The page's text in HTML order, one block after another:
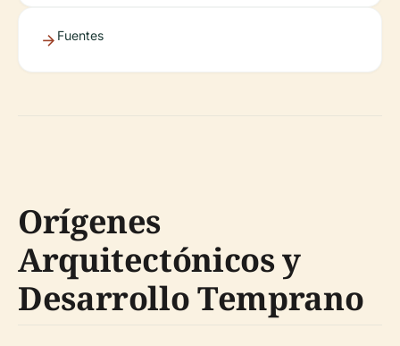
Fuentes
Orígenes
Arquitectónicos y
Desarrollo Temprano